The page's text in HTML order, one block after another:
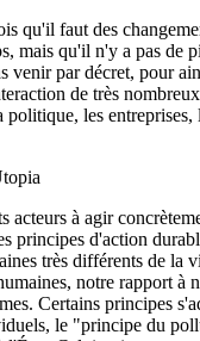
qu'il faut des
mais qu'il n'y a pas de
venir par décret, pour
de très
politique, les
acteurs à agir
principes d'action
très différents de la
notre rapport à
Certains principes
le "principe du